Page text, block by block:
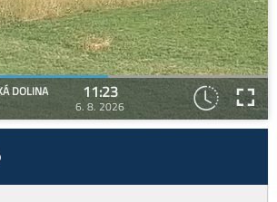
DOLINA
11:23
6. 8. 2026